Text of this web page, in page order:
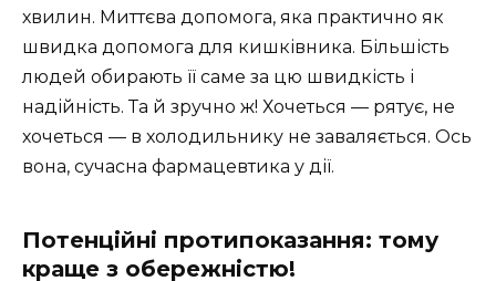
хвилин. Миттєва допомога, яка практично як
швидка допомога для кишківника. Більшість
людей обирають її саме за цю швидкість і
надійність. Та й зручно ж! Хочеться — рятує, не
хочеться — в холодильнику не заваляється. Ось
вона, сучасна фармацевтика у дії.
Потенційні протипоказання: тому
краще з обережністю!